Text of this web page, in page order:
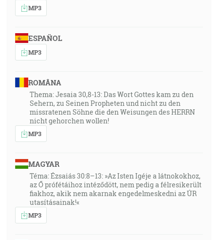
MP3
ESPAÑOL
MP3
ROMÂNA
Thema: Jesaia 30,8-13: Das Wort Gottes kam zu den
Sehern, zu Seinen Propheten und nicht zu den
missratenen Söhne die den Weisungen des HERRN
nicht gehorchen wollen!
MP3
MAGYAR
Téma: Ézsaiás 30:8–13: »Az Isten Igéje a látnokokhoz,
az Ő prófétáihoz intéződött, nem pedig a félresikerült
fiakhoz, akik nem akarnak engedelmeskedni az ÚR
utasításainak!«
MP3